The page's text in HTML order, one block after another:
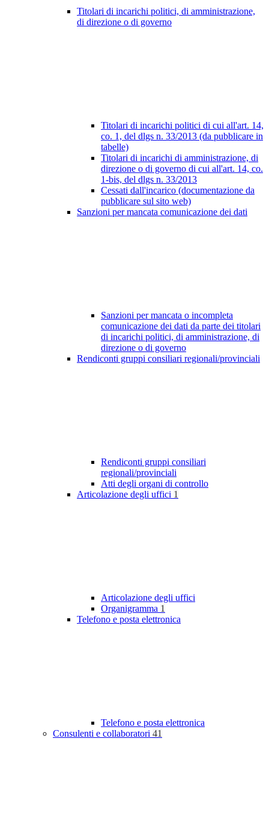
Titolari di incarichi politici, di amministrazione,
di direzione o di governo
Titolari di incarichi politici di cui all'art. 14,
co. 1, del dlgs n. 33/2013 (da pubblicare in
tabelle)
Titolari di incarichi di amministrazione, di
direzione o di governo di cui all'art. 14, co.
1-bis, del dlgs n. 33/2013
Cessati dall'incarico (documentazione da
pubblicare sul sito web)
Sanzioni per mancata comunicazione dei dati
Sanzioni per mancata o incompleta
comunicazione dei dati da parte dei titolari
di incarichi politici, di amministrazione, di
direzione o di governo
Rendiconti gruppi consiliari regionali/provinciali
Rendiconti gruppi consiliari
regionali/provinciali
Atti degli organi di controllo
Articolazione degli uffici 1
Articolazione degli uffici
Organigramma 1
Telefono e posta elettronica
Telefono e posta elettronica
Consulenti e collaboratori 41